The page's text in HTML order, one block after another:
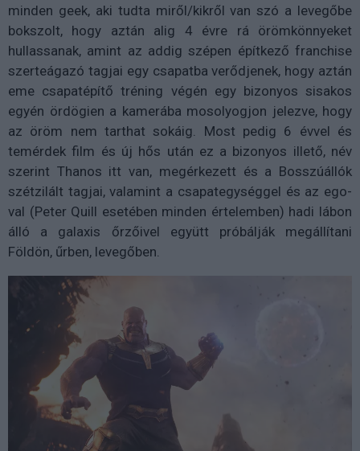
minden geek, aki tudta miről/kikről van szó a levegőbe
bokszolt, hogy aztán alig 4 évre rá örömkönnyeket
hullassanak, amint az addig szépen építkező franchise
szerteágazó tagjai egy csapatba verődjenek, hogy aztán
eme csapatépítő tréning végén egy bizonyos sisakos
egyén ördögien a kamerába mosolyogjon jelezve, hogy
az öröm nem tarthat sokáig. Most pedig 6 évvel és
temérdek film és új hős után ez a bizonyos illető, név
szerint Thanos itt van, megérkezett és a Bosszúállók
szétzilált tagjai, valamint a csapategységgel és az ego-
val (Peter Quill esetében minden értelemben) hadi lábon
álló a galaxis őrzőivel együtt próbálják megállítani
Földön, űrben, levegőben.